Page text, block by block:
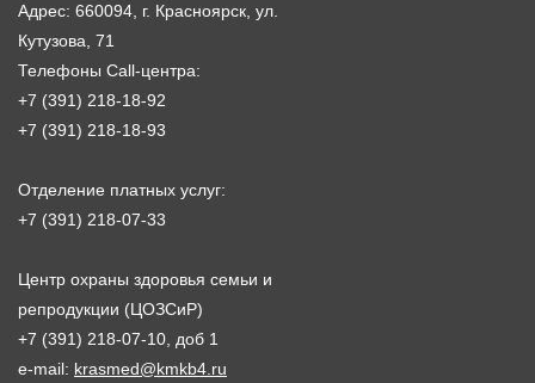
Адрес: 660094, г. Красноярск, ул.
Кутузова, 71
Телефоны Call-центра:
+7 (391) 218-18-92
+7 (391) 218-18-93
Отделение платных услуг:
+7 (391) 218-07-33
Центр охраны здоровья семьи и
репродукции (ЦОЗСиР)
+7 (391) 218-07-10, доб 1
e-mail: krasmed@kmkb4.ru